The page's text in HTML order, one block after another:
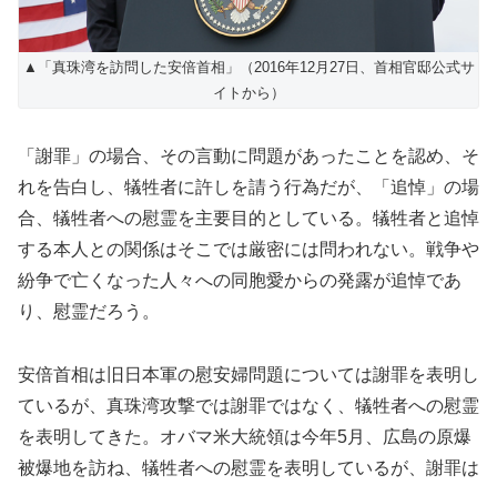
▲「真珠湾を訪問した安倍首相」（2016年12月27日、首相官邸公式サ
イトから）
「謝罪」の場合、その言動に問題があったことを認め、そ
れを告白し、犠牲者に許しを請う行為だが、「追悼」の場
合、犠牲者への慰霊を主要目的としている。犠牲者と追悼
する本人との関係はそこでは厳密には問われない。戦争や
紛争で亡くなった人々への同胞愛からの発露が追悼であ
り、慰霊だろう。
安倍首相は旧日本軍の慰安婦問題については謝罪を表明し
ているが、真珠湾攻撃では謝罪ではなく、犠牲者への慰霊
を表明してきた。オバマ米大統領は今年5月、広島の原爆
被爆地を訪ね、犠牲者への慰霊を表明しているが、謝罪は